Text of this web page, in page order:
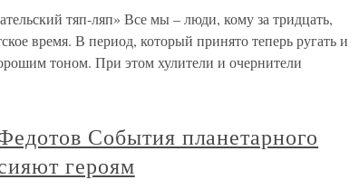
тяп-ляп» Все мы – люди, кому за тридцать,
время. В период, который принято теперь ругать и
тоном. При этом хулители и очернители
События планетарного
героям